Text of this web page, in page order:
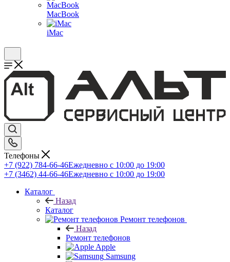
MacBook
iMac
Телефоны
+7 (922) 784-66-46Ежедневно с 10:00 до 19:00
+7 (3462) 44-66-46Ежедневно с 10:00 до 19:00
Каталог
Назад
Каталог
Ремонт телефонов
Назад
Ремонт телефонов
Apple
Samsung